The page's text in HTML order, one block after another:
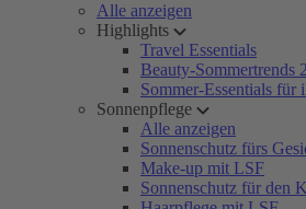
Alle anzeigen
Highlights
Travel Essentials
Beauty-Sommertrends
Sommer-Essentials für
Sonnenpflege
Alle anzeigen
Sonnenschutz fürs
Make-up mit LSF
Sonnenschutz für den